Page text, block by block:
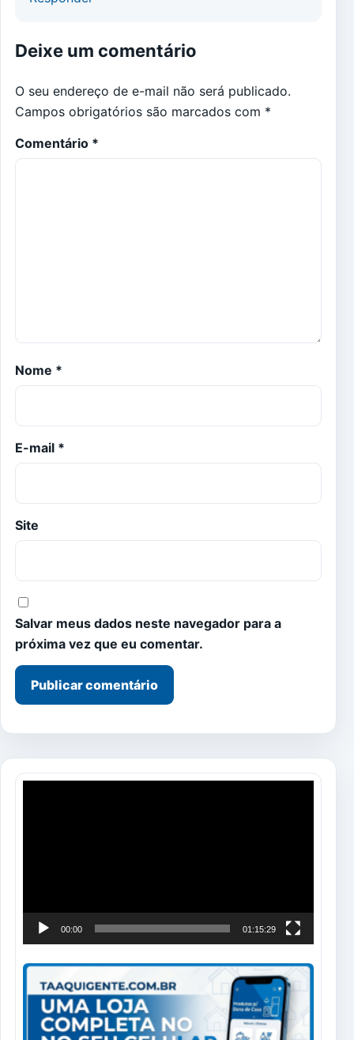
Deixe um comentário
O seu endereço de e-mail não será publicado.
Campos obrigatórios são marcados com *
Comentário *
Nome *
E-mail *
Site
Salvar meus dados neste navegador para a
próxima vez que eu comentar.
00:00 01:15:29